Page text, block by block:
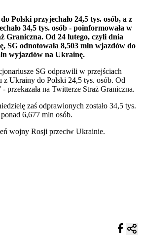
Polski przyjechało 24,5 tys. osób, a z
34,5 tys. osób - poinformowała w
Graniczna. Od 24 lutego, czyli dnia
SG odnotowała 8,503 mln wjazdów do
wyjazdów na Ukrainę.
SG odprawili w przejściach
z Ukrainy do Polski 24,5 tys. osób. Od
przekazała na Twitterze Straż Graniczna.
zaś odprawionych zostało 34,5 tys.
6,677 mln osób.
wojny Rosji przeciw Ukrainie.